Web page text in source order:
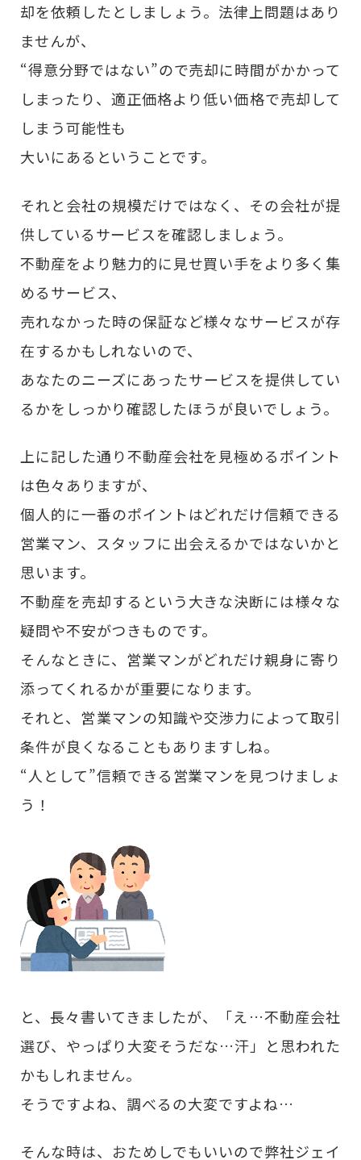
却を依頼したとしましょう。法律上問題はあり
ませんが、
“得意分野ではない”ので売却に時間がかかって
しまったり、適正価格より低い価格で売却して
しまう可能性も
大いにあるということです。
それと会社の規模だけではなく、その会社が提
供しているサービスを確認しましょう。
不動産をより魅力的に見せ買い手をより多く集
めるサービス、
売れなかった時の保証など様々なサービスが存
在するかもしれないので、
あなたのニーズにあったサービスを提供してい
るかをしっかり確認したほうが良いでしょう。
上に記した通り不動産会社を見極めるポイント
は色々ありますが、
個人的に一番のポイントはどれだけ信頼できる
営業マン、スタッフに出会えるかではないかと
思います。
不動産を売却するという大きな決断には様々な
疑問や不安がつきものです。
そんなときに、営業マンがどれだけ親身に寄り
添ってくれるかが重要になります。
それと、営業マンの知識や交渉力によって取引
条件が良くなることもありますしね。
“人として”信頼できる営業マンを見つけましょ
う！
と、長々書いてきましたが、「え…不動産会社
選び、やっぱり大変そうだな…汗」と思われた
かもしれません。
そうですよね、調べるの大変ですよね…
そんな時は、おためしでもいいので弊社ジェイ